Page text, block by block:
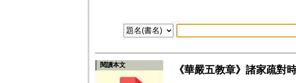
閱讀本文
《華嚴五教章》諸家疏